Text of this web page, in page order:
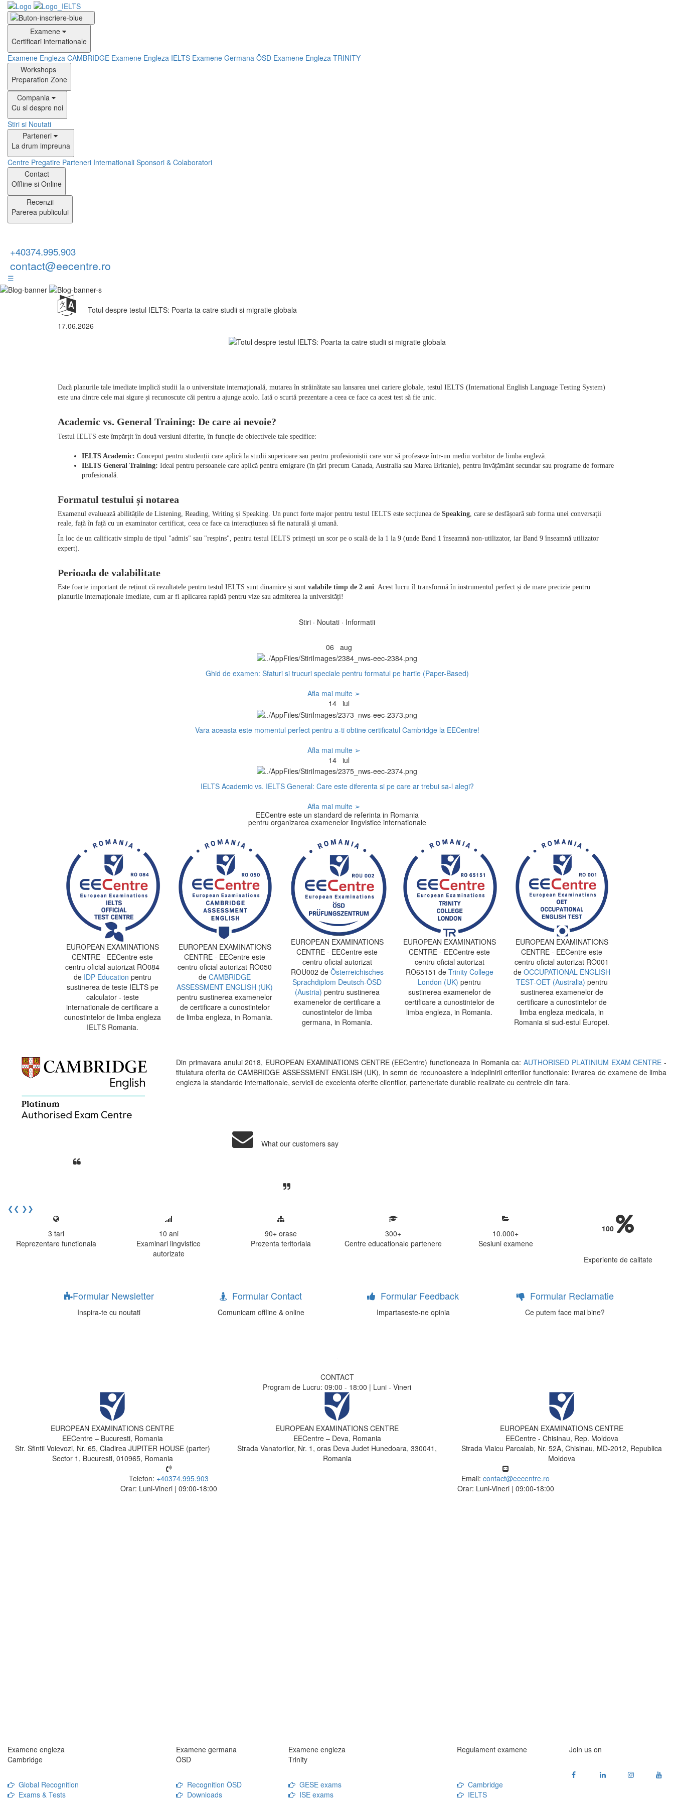
Examene
Certificari internationale
Examene Engleza CAMBRIDGE Examene Engleza IELTS Examene Germana ÖSD Examene Engleza TRINITY
Workshops
Preparation Zone
Compania
Cu si despre noi
Stiri si Noutati
Parteneri
La drum impreuna
Centre Pregatire Parteneri Internationali Sponsori & Colaboratori
Contact
Offline si Online
Recenzii
Parerea publicului
+40374.995.903
contact@eecentre.ro
☰
Totul despre testul IELTS: Poarta ta catre studii si migratie globala
17.06.2026
Dacă planurile tale imediate implică studii la o universitate internațională, mutarea în străinătate sau lansarea unei cariere globale, testul IELTS (International English Language Testing System)
este una dintre cele mai sigure și recunoscute căi pentru a ajunge acolo. Iată o scurtă prezentare a ceea ce face ca acest test să fie unic.
Academic vs. General Training: De care ai nevoie?
Testul IELTS este împărțit în două versiuni diferite, în funcție de obiectivele tale specifice:
IELTS Academic: Conceput pentru studenții care aplică la studii superioare sau pentru profesioniștii care vor să profeseze într-un mediu vorbitor de limba engleză.
IELTS General Training: Ideal pentru persoanele care aplică pentru emigrare (în țări precum Canada, Australia sau Marea Britanie), pentru învățământ secundar sau programe de formare
profesională.
Formatul testului și notarea
Examenul evaluează abilitățile de Listening, Reading, Writing și Speaking. Un punct forte major pentru testul IELTS este secțiunea de Speaking, care se desfășoară sub forma unei conversații
reale, față în față cu un examinator certificat, ceea ce face ca interacțiunea să fie naturală și umană.
În loc de un calificativ simplu de tipul "admis" sau "respins", pentru testul IELTS primești un scor pe o scală de la 1 la 9 (unde Band 1 înseamnă non-utilizator, iar Band 9 înseamnă utilizator
expert).
Perioada de valabilitate
Este foarte important de reținut că rezultatele pentru testul IELTS sunt dinamice și sunt valabile timp de 2 ani . Acest lucru îl transformă în instrumentul perfect și de mare precizie pentru
planurile internaționale imediate, cum ar fi aplicarea rapidă pentru vize sau admiterea la universități!
Stiri · Noutati · Informatii
06 aug
Ghid de examen: Sfaturi si trucuri speciale pentru formatul pe hartie (Paper-Based)
Afla mai multe ➢
14 iul
Vara aceasta este momentul perfect pentru a-ti obtine certificatul Cambridge la EECentre!
Afla mai multe ➢
14 iul
IELTS Academic vs. IELTS General: Care este diferenta si pe care ar trebui sa-l alegi?
Afla mai multe ➢
EECentre este un standard de referinta in Romania
pentru organizarea examenelor lingvistice internationale
EUROPEAN EXAMINATIONS
CENTRE - EECentre este
centru oficial autorizat RO084
de IDP Education pentru
sustinerea de teste IELTS pe
calculator - teste
internationale de certificare a
cunostintelor de limba engleza
IELTS Romania.
EUROPEAN EXAMINATIONS
CENTRE - EECentre este
centru oficial autorizat RO050
de CAMBRIDGE
ASSESSMENT ENGLISH (UK)
pentru sustinerea examenelor
de certificare a cunostintelor
de limba engleza, in Romania.
EUROPEAN EXAMINATIONS
CENTRE - EECentre este
centru oficial autorizat
ROU002 deÖsterreichisches
Sprachdiplom Deutsch-ÖSD
(Austria) pentru sustinerea
examenelor de certificare a
cunostintelor de limba
germana, in Romania.
EUROPEAN EXAMINATIONS
CENTRE - EECentre este
centru oficial autorizat
RO65151 de Trinity College
London (UK) pentru
sustinerea examenelor de
certificare a cunostintelor de
limba engleza, in Romania.
EUROPEAN EXAMINATIONS
CENTRE - EECentre este
centru oficial autorizat RO001
de OCCUPATIONAL ENGLISH
TEST-OET (Australia) pentru
sustinerea examenelor de
certificare a cunostintelor de
limba engleza medicala, in
Romania si sud-estul Europei.
Din primavara anului 2018, EUROPEAN EXAMINATIONS CENTRE (EECentre) functioneaza in Romania ca: AUTHORISED PLATINIUM EXAM CENTRE -
titulatura oferita de CAMBRIDGE ASSESSMENT ENGLISH (UK), in semn de recunoastere a indeplinirii criteriilor functionale: livrarea de examene de limba
engleza la standarde internationale, servicii de excelenta oferite clientilor, parteneriate durabile realizate cu centrele din tara.
What our customers say
cu nerabdare urmatoarea sesiune de examinare.
❮❮ ❯❯
3 tari
Reprezentare functionala
10 ani
Examinari lingvistice
autorizate
90+ orase
Prezenta teritoriala
300+
Centre educationale partenere
10.000+
Sesiuni examene
100
Experiente de calitate
Formular Newsletter
Inspira-te cu noutati
Formular Contact
Comunicam offline & online
Formular Feedback
Impartaseste-ne opinia
Formular Reclamatie
Ce putem face mai bine?
CONTACT
Program de Lucru: 09:00 - 18:00 | Luni - Vineri
EUROPEAN EXAMINATIONS CENTRE
EECentre – Bucuresti, Romania
Str. Sfintii Voievozi, Nr. 65, Cladirea JUPITER HOUSE (parter)
Sector 1, Bucuresti, 010965, Romania
EUROPEAN EXAMINATIONS CENTRE
EECentre – Deva, Romania
Strada Vanatorilor, Nr. 1, oras Deva Judet Hunedoara, 330041,
Romania
EUROPEAN EXAMINATIONS CENTRE
EECentre - Chisinau, Rep. Moldova
Strada Vlaicu Parcalab, Nr. 52A, Chisinau, MD-2012, Republica
Moldova
Telefon: +40374.995.903
Orar: Luni-Vineri | 09:00-18:00
Email: contact@eecentre.ro
Orar: Luni-Vineri | 09:00-18:00
Examene engleza
Cambridge
Global Recognition
Exams & Tests
Examene germana
ÖSD
Recognition ÖSD
Downloads
Examene engleza
Trinity
GESE exams
ISE exams
Regulament examene
Cambridge
IELTS
Join us on